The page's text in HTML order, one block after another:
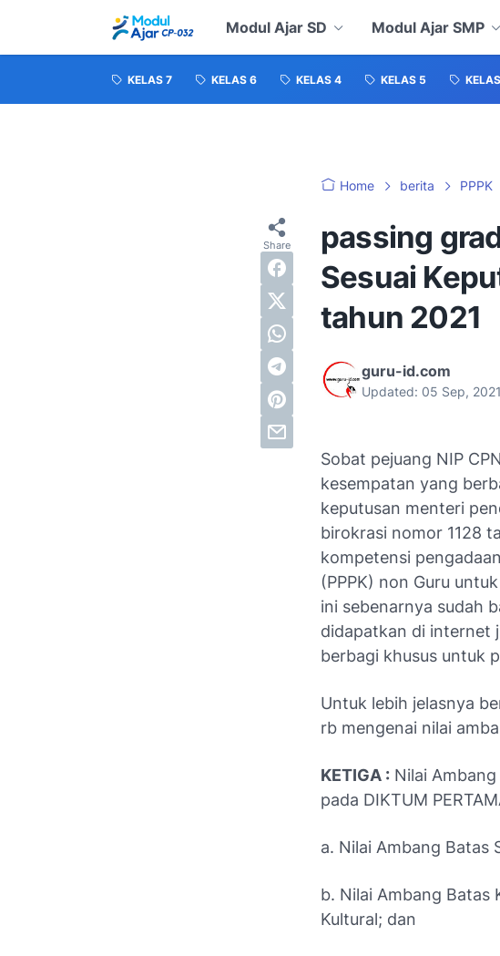
Modul Ajar SD Modul Ajar SMP
KELAS 7 KELAS 6 KELAS 4 KELAS 5
Home berita PPPK
passing
Sesuai
tahun 2021
guru-id.com
Updated: 05 Sep, 2021
Sobat pejuang NIP
kesempatan yang
keputusan menteri
birokrasi nomor 1128
kompetensi
(PPPK) non Guru
ini sebenarnya sudah
didapatkan di internet
berbagi khusus untuk
Untuk lebih jelasnya
rb mengenai nilai
KETIGA : Nilai
pada DIKTUM
a. Nilai Ambang Batas
b. Nilai Ambang Batas
Kultural; dan